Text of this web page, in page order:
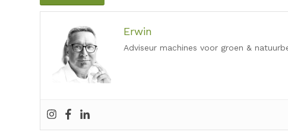
Erwin
Adviseur machines voor groen &